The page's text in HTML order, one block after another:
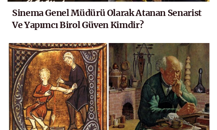
Sinema Genel Müdürü Olarak Atanan Senarist
Ve Yapımcı Birol Güven Kimdir?